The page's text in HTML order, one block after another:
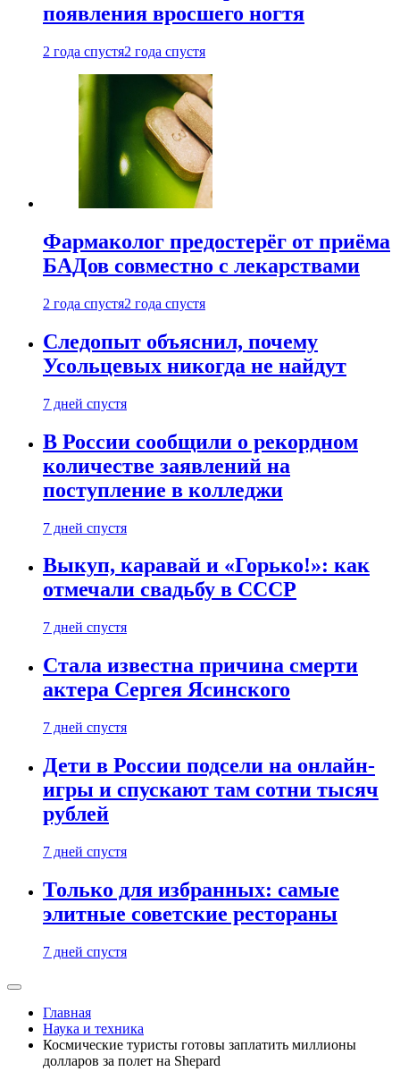
появления вросшего ногтя
2 года спустя2 года спустя
Фармаколог предостерёг от приёма
БАДов совместно с лекарствами
2 года спустя2 года спустя
Следопыт объяснил, почему
Усольцевых никогда не найдут
7 дней спустя
В России сообщили о рекордном
количестве заявлений на
поступление в колледжи
7 дней спустя
Выкуп, каравай и «Горько!»: как
отмечали свадьбу в СССР
7 дней спустя
Стала известна причина смерти
актера Сергея Ясинского
7 дней спустя
Дети в России подсели на онлайн-
игры и спускают там сотни тысяч
рублей
7 дней спустя
Только для избранных: самые
элитные советские рестораны
7 дней спустя
Главная
Наука и техника
Космические туристы готовы заплатить миллионы
долларов за полет на Shepard